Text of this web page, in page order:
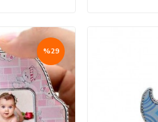
%29